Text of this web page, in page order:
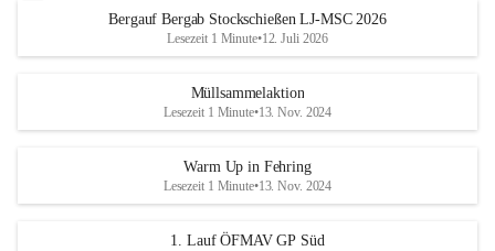
Bergauf Bergab Stockschießen LJ-MSC 2026
Lesezeit 1 Minute•12. Juli 2026
Müllsammelaktion
Lesezeit 1 Minute•13. Nov. 2024
Warm Up in Fehring
Lesezeit 1 Minute•13. Nov. 2024
1. Lauf ÖFMAV GP Süd